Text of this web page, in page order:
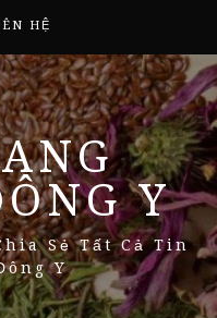
HỆ
Y
Sẻ Tất Cả Tin
Y